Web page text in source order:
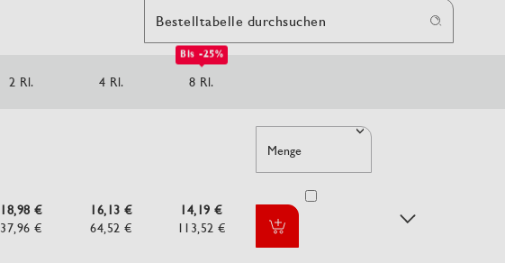
Bestelltabelle durchsuchen
2 Rl. 4 Rl.
Bis -25%
8 Rl.
18,98 €
37,96 €
16,13 €
64,52 €
14,19 €
113,52 €
Menge